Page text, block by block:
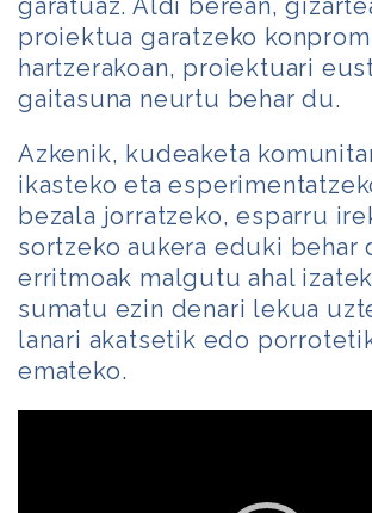
proiektua garatzeko
hartzerakoan, proiektuari
gaitasuna neurtu behar du.
Azkenik, kudeaketa
ikasteko eta
bezala jorratzeko, esparru
sortzeko aukera eduki behar
erritmoak malgutu ahal
sumatu ezin denari lekua
lanari akatsetik edo
emateko.